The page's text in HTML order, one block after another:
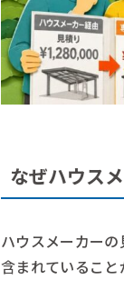
なぜハウス
ハウスメーカー
含まれていること